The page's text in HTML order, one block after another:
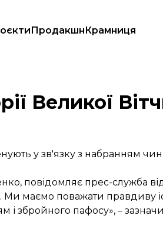
ПродакшнКрамниця
Великої
у зв'язку з набранням
повідомляє прес-служба
Ми маємо поважати правдиву
і збройного пафосу», –